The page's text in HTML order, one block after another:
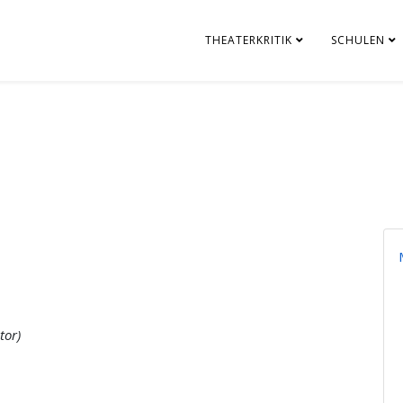
THEATERKRITIK SCHULEN